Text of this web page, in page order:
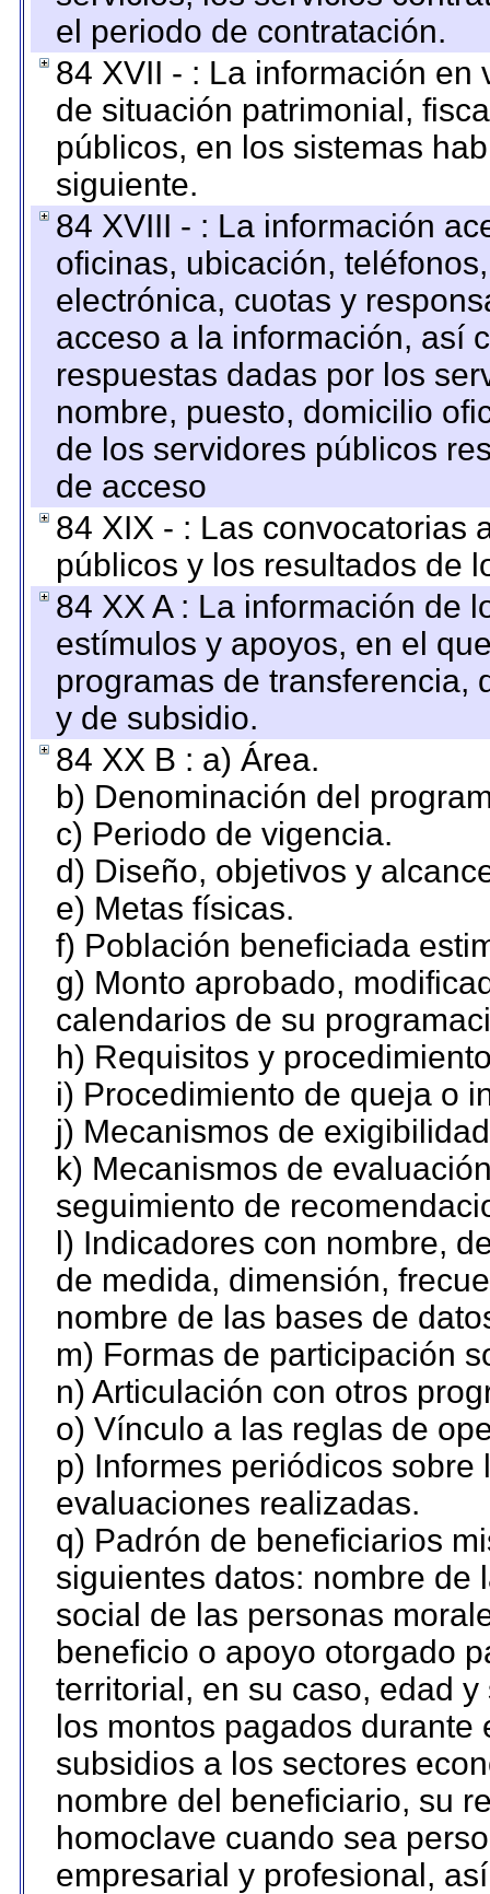
el periodo de contratación.
84 XVII - : La información
de situación patrimonial,
públicos, en los sistemas
siguiente.
84 XVIII - : La información
oficinas, ubicación,
electrónica, cuotas y
acceso a la información, así
respuestas dadas por los
nombre, puesto, domicilio
de los servidores públicos
de acceso
84 XIX - : Las convocatorias
públicos y los resultados de
84 XX A : La información de
estímulos y apoyos, en el
programas de transferencia,
y de subsidio.
84 XX B : a) Área.
b) Denominación del
c) Periodo de vigencia.
d) Diseño, objetivos y
e) Metas físicas.
f) Población beneficiada
g) Monto aprobado,
calendarios de su
h) Requisitos y
i) Procedimiento de queja o
j) Mecanismos de
k) Mecanismos de
seguimiento de
l) Indicadores con nombre,
de medida, dimensión,
nombre de las bases de
m) Formas de participación
n) Articulación con otros
o) Vínculo a las reglas de
p) Informes periódicos
evaluaciones realizadas.
q) Padrón de beneficiarios
siguientes datos: nombre de
social de las personas
beneficio o apoyo otorgado
territorial, en su caso, edad
los montos pagados
subsidios a los sectores
nombre del beneficiario, su
homoclave cuando sea
empresarial y profesional,